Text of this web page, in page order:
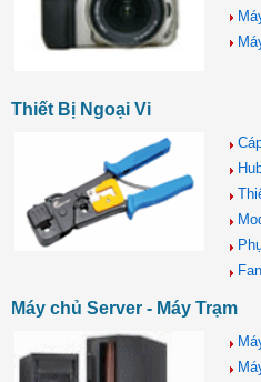
Thiết Bị Ngoại Vi
Máy chủ Server - Máy Trạm